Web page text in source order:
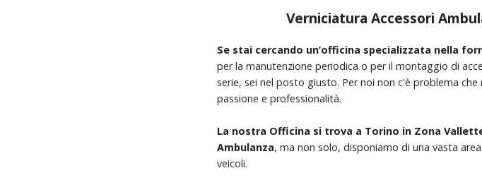
Verniciatura Accessori
Se stai cercando un’officina specializzata nella
per la manutenzione periodica o per il montaggio di
serie, sei nel posto giusto. Per noi non c'è problema
passione e professionalità.
La nostra Officina si trova a Torino in Zona
Ambulanza, ma non solo, disponiamo di una vasta
veicoli.